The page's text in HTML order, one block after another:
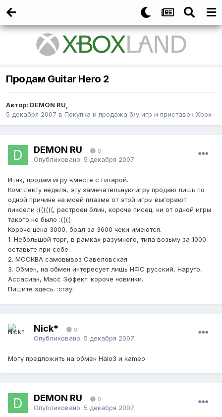
Продам Guitar Hero 2
Автор: DEMON RU,
5 декабря 2007 в Покупка и продажа б/у игр и приставок Xbox
DEMON RU 0
Опубликовано: 5 декабря 2007
Итак, продам игру вместе с гитарой.
Комплекту неделя, эту замечательную игру продаю лишь по
одной причине на моей плазме от этой игры выгорают
пиксели :((((((, растроен блин, короче писец, ни от одной игры
такого не было :((((.
Короче цена 3000, брал за 3600 чеки имеются.
1. Небольшой торг, в рамках разумного, типа возьму за 1000
оставьте при себе.
2. МОСКВА самовывоз Савеловская
3. Обмен, на обмен интересует лишь НФС русский, Наруто,
Ассасиан, Масс Эффект. короче новинки.
Пишите здесь. :cray:
Nick* 0
Опубликовано: 5 декабря 2007
Могу предложить на обмен Halo3 и kameo
DEMON RU 0
Опубликовано: 5 декабря 2007